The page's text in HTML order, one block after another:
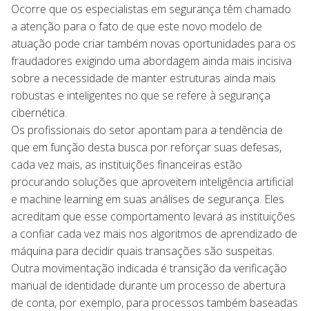
Ocorre que os especialistas em segurança têm chamado
a atenção para o fato de que este novo modelo de
atuação pode criar também novas oportunidades para os
fraudadores exigindo uma abordagem ainda mais incisiva
sobre a necessidade de manter estruturas ainda mais
robustas e inteligentes no que se refere à segurança
cibernética.
Os profissionais do setor apontam para a tendência de
que em função desta busca por reforçar suas defesas,
cada vez mais, as instituições financeiras estão
procurando soluções que aproveitem inteligência artificial
e machine learning em suas análises de segurança. Eles
acreditam que esse comportamento levará as instituições
a confiar cada vez mais nos algoritmos de aprendizado de
máquina para decidir quais transações são suspeitas.
Outra movimentação indicada é transição da verificação
manual de identidade durante um processo de abertura
de conta, por exemplo, para processos também baseadas